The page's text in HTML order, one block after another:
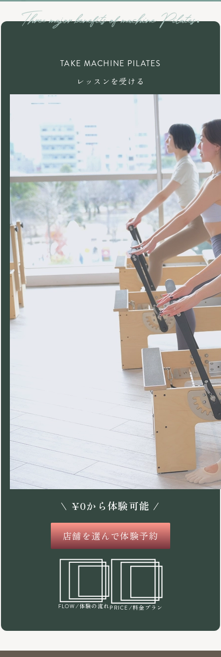
TAKE MACHINE PILATES
レッスンを受ける
\ ¥0から体験可能 /
店舗を選んで体験予約
FLOW /体験の流れPRICE /料金プラン